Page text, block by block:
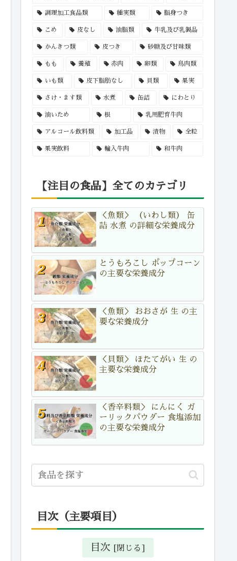
調理加工食品類 種実類 脂身つき
こめ 皮なし 油脂類 牛乳及び乳製品
かんきつ類 皮つき 砂糖及び甘味類
もも 養殖 赤肉 卵類 鳥肉類
いも類 皮下脂肪なし 貝類 果実
さけ・ます類 水煮 缶詰 にわとり
油いため 根 乳用肥育牛肉
アルコール飲料類 加工品 漬物 全粒
果実飲料 輸入牛肉 和牛肉
【注目の食品】全てのカテゴリ
＜魚類＞ （いわし類） 缶
詰 水煮 の詳細な栄養成分
とうもろこし ポップコーン
の主要な栄養成分
＜魚類＞ おおさが 生 の主
要な栄養成分
＜貝類＞ ほたてがい 生 の
主要な栄養成分
＜香辛料類＞ にんにく ガ
ーリックパウダー 食塩添加
の主要な栄養成分
目次（主要項目）
目次